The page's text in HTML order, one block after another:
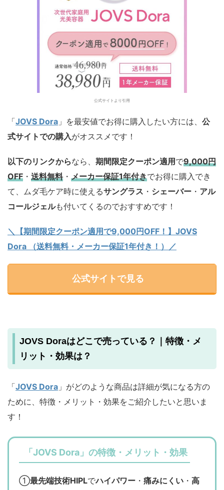
公式サイトより引用
「JOVS Dora 」を最安値でお得に購入したい方には、 公
式サイトでの購入がオススメです！
以下のリンクからなら、 期間限定クーポン適用 で9,000円
OFF ・ 送料無料・ メーカー保証1年付きでお得に購入でき
て、ムダ毛ケア時に使えるサングラス ・ シェーバー ・ アル
コールジェルも付いてくるのでおすすめです！
＼【期間限定クーポン適用で9,000円OFF！】JOVS
Dora （送料無料・メーカー保証1年付き！）／
公式サイトで見る
JOVS Doraはどこで売っている？｜特徴・メ
リット・効果は？
「JOVS Dora 」がどのような商品は詳細が気になる方の
ために、特徴・メリット・効果をご紹介したいと思いま
す！
「JOVS Dora」の特徴・メリット・効果
①最先端技術HIPLでハイパワー ・ 痛みにくい ・ 高